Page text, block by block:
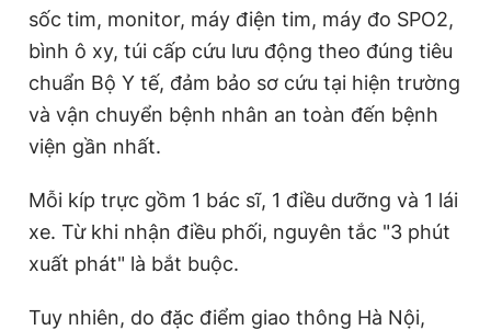
sốc tim, monitor, máy điện tim, máy đo SPO2,
bình ô xy, túi cấp cứu lưu động theo đúng tiêu
chuẩn Bộ Y tế, đảm bảo sơ cứu tại hiện trường
và vận chuyển bệnh nhân an toàn đến bệnh
viện gần nhất.
Mỗi kíp trực gồm 1 bác sĩ, 1 điều dưỡng và 1 lái
xe. Từ khi nhận điều phối, nguyên tắc "3 phút
xuất phát" là bắt buộc.
Tuy nhiên, do đặc điểm giao thông Hà Nội,